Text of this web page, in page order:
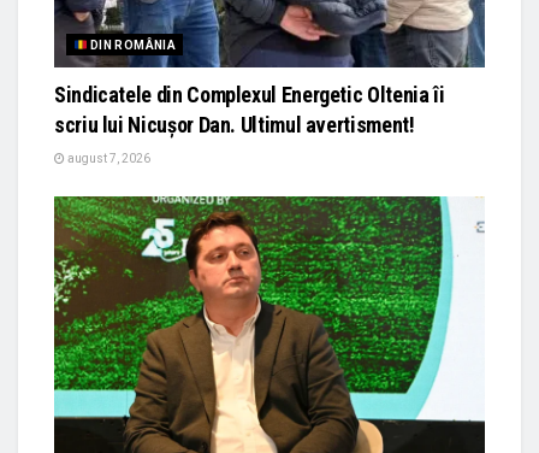
DIN ROMÂNIA
Sindicatele din Complexul Energetic Oltenia îi
scriu lui Nicușor Dan. Ultimul avertisment!
august 7, 2026